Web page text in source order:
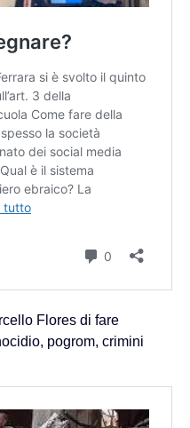
Flores di fare
pogrom, crimini